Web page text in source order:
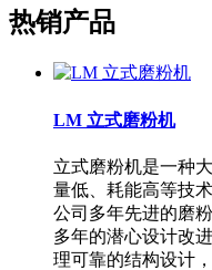
热销产品
LM 立式磨粉机
立式磨粉机是一种
量低、耗能高等技
公司多年先进的磨
多年的潜心设计改
理可靠的结构设计